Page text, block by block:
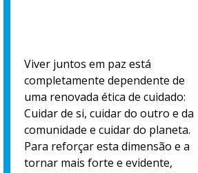
Viver juntos em paz está
completamente dependente de
uma renovada ética de cuidado:
Cuidar de si, cuidar do outro e da
comunidade e cuidar do planeta.
Para reforçar esta dimensão e a
tornar mais forte e evidente,